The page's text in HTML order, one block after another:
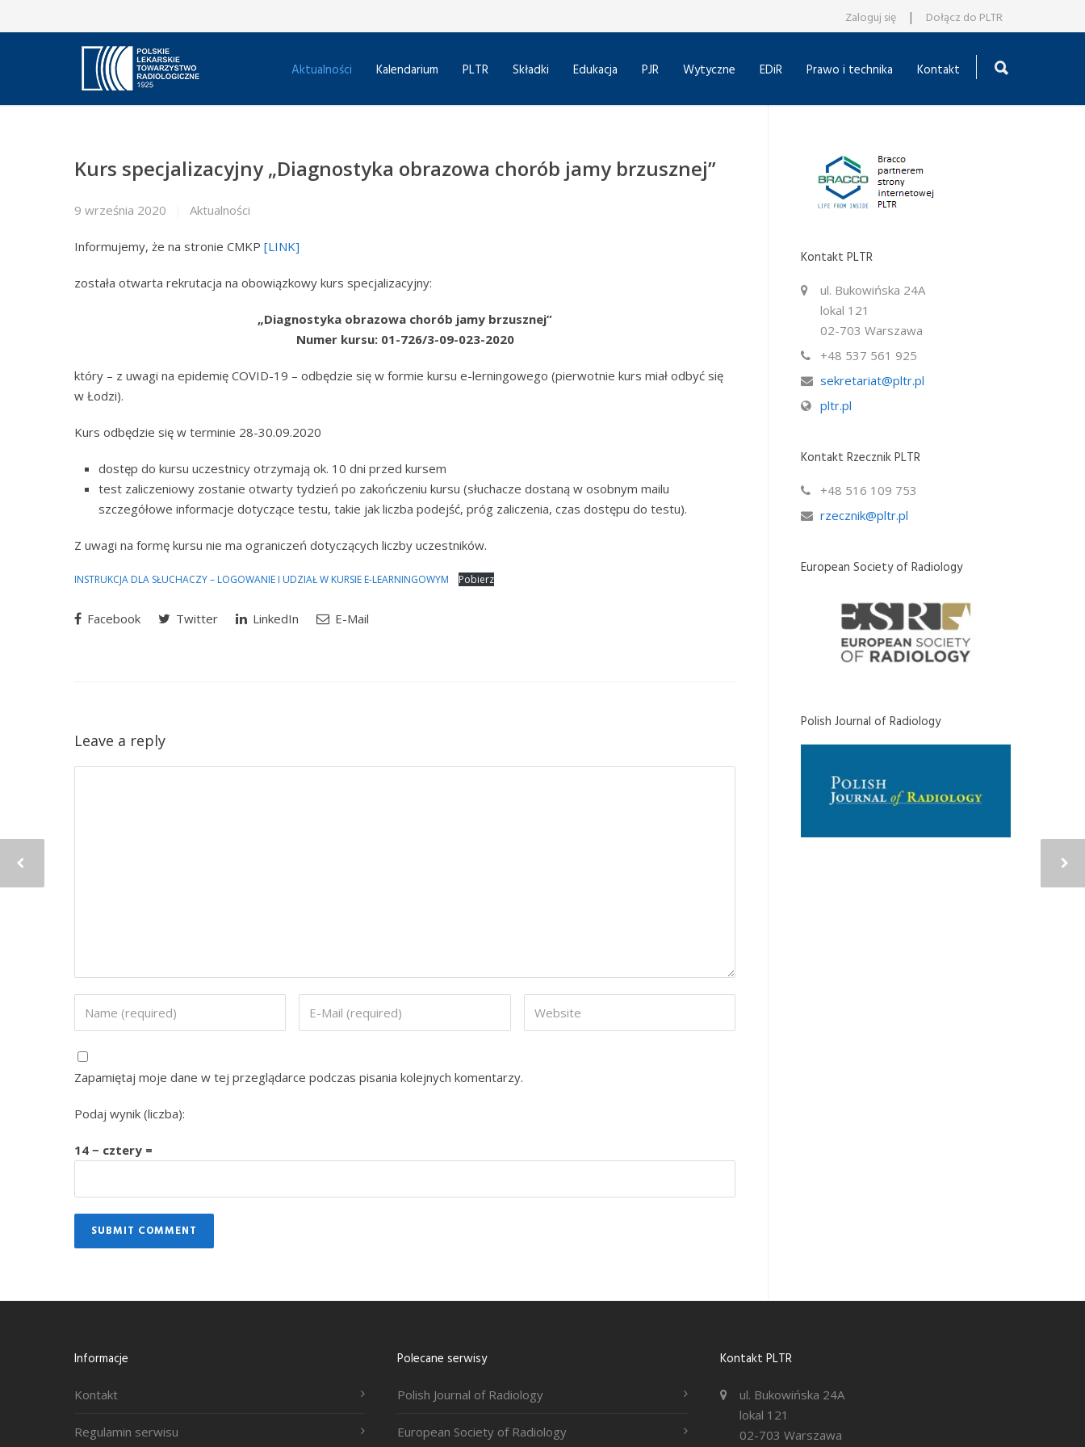
Zaloguj się | Dołącz do PLTR
Aktualności Kalendarium PLTR Składki Edukacja PJR Wytyczne EDiR Prawo i technika Kontakt
Kurs specjalizacyjny „Diagnostyka obrazowa chorób jamy brzusznej”
9 września 2020 Aktualności
Informujemy, że na stronie CMKP [LINK]
została otwarta rekrutacja na obowiązkowy kurs specjalizacyjny:
„Diagnostyka obrazowa chorób jamy brzusznej”
Numer kursu: 01-726/3-09-023-2020
który – z uwagi na epidemię COVID-19 – odbędzie się w formie kursu e-lerningowego (pierwotnie kurs miał odbyć się
w Łodzi).
Kurs odbędzie się w terminie 28-30.09.2020
dostęp do kursu uczestnicy otrzymają ok. 10 dni przed kursem
test zaliczeniowy zostanie otwarty tydzień po zakończeniu kursu (słuchacze dostaną w osobnym mailu
szczegółowe informacje dotyczące testu, takie jak liczba podejść, próg zaliczenia, czas dostępu do testu).
Z uwagi na formę kursu nie ma ograniczeń dotyczących liczby uczestników.
INSTRUKCJA DLA SŁUCHACZY – LOGOWANIE I UDZIAŁ W KURSIE E-LEARNINGOWYM Pobierz
Facebook Twitter LinkedIn E-Mail
Leave a reply
Zapamiętaj moje dane w tej przeglądarce podczas pisania kolejnych komentarzy.
Podaj wynik (liczba):
14 − cztery =
Kontakt PLTR
ul. Bukowińska 24A
lokal 121
02-703 Warszawa
+48 537 561 925
sekretariat@pltr.pl
pltr.pl
Kontakt Rzecznik PLTR
+48 516 109 753
rzecznik@pltr.pl
European Society of Radiology
Polish Journal of Radiology
Informacje
Kontakt
Regulamin serwisu
Polecane serwisy
Polish Journal of Radiology
European Society of Radiology
Kontakt PLTR
ul. Bukowińska 24A
lokal 121
02-703 Warszawa